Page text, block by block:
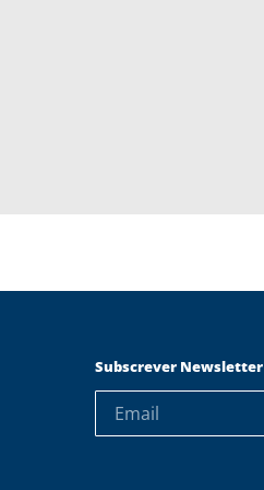
Subscrever Newsletter